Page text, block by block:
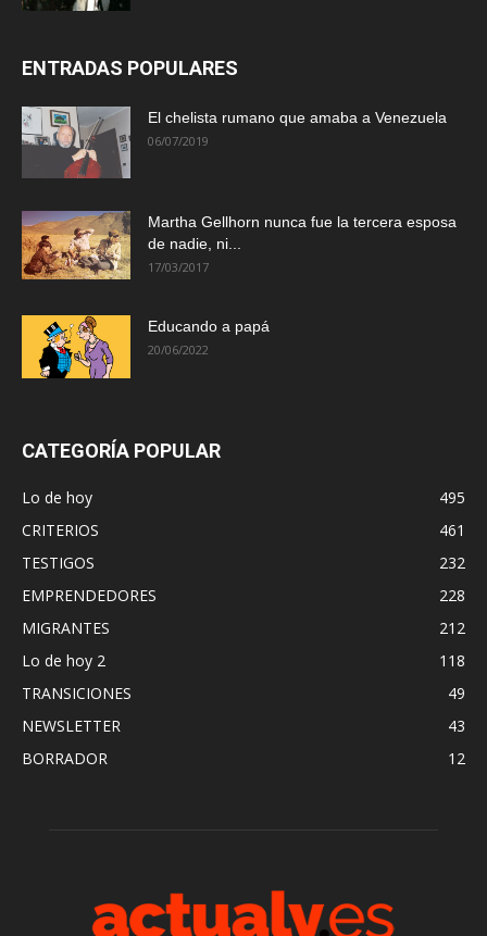
ENTRADAS POPULARES
El chelista rumano que amaba a Venezuela
06/07/2019
Martha Gellhorn nunca fue la tercera esposa
de nadie, ni...
17/03/2017
Educando a papá
20/06/2022
CATEGORÍA POPULAR
Lo de hoy
495
CRITERIOS
461
TESTIGOS
232
EMPRENDEDORES
228
MIGRANTES
212
Lo de hoy 2
118
TRANSICIONES
49
NEWSLETTER
43
BORRADOR
12